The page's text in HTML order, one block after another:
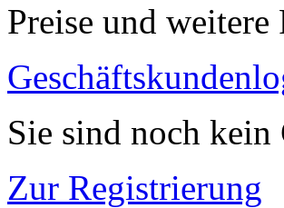
Preise und
Sie sind noch kein
Zur Registrierung